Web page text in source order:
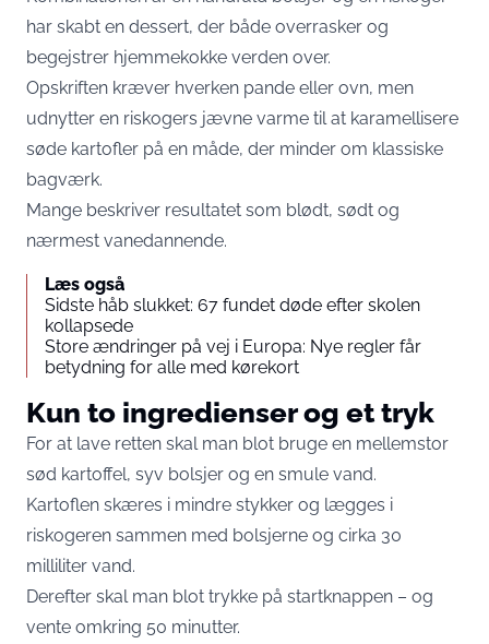
har skabt en dessert, der både overrasker og
begejstrer hjemmekokke verden over.
Opskriften kræver hverken pande eller ovn, men
udnytter en riskogers jævne varme til at karamellisere
søde kartofler på en måde, der minder om klassiske
bagværk.
Mange beskriver resultatet som blødt, sødt og
nærmest vanedannende.
Læs også
Sidste håb slukket: 67 fundet døde efter skolen
kollapsede
Store ændringer på vej i Europa: Nye regler får
betydning for alle med kørekort
Kun to ingredienser og et tryk
For at lave retten skal man blot bruge en mellemstor
sød kartoffel, syv bolsjer og en smule vand.
Kartoflen skæres i mindre stykker og lægges i
riskogeren sammen med bolsjerne og cirka 30
milliliter vand.
Derefter skal man blot trykke på startknappen – og
vente omkring 50 minutter.